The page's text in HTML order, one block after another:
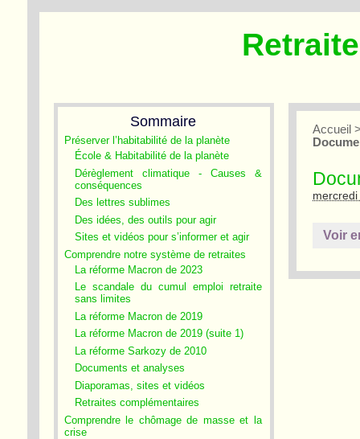
Sommaire
Préserver l’habitabilité de la planète
École & Habitabilité de la planète
Dérèglement climatique - Causes &
conséquences
Des lettres sublimes
Des idées, des outils pour agir
Sites et vidéos pour s’informer et agir
Comprendre notre système de retraites
La réforme Macron de 2023
Le scandale du cumul emploi retraite
sans limites
La réforme Macron de 2019
La réforme Macron de 2019 (suite 1)
La réforme Sarkozy de 2010
Documents et analyses
Diaporamas, sites et vidéos
Retraites complémentaires
Comprendre le chômage de masse et la
crise
Accueil
Voir